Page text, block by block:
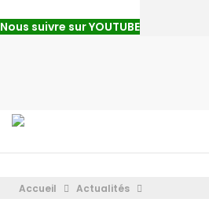
Nous suivre sur YOUTUBE
Accueil Actualités